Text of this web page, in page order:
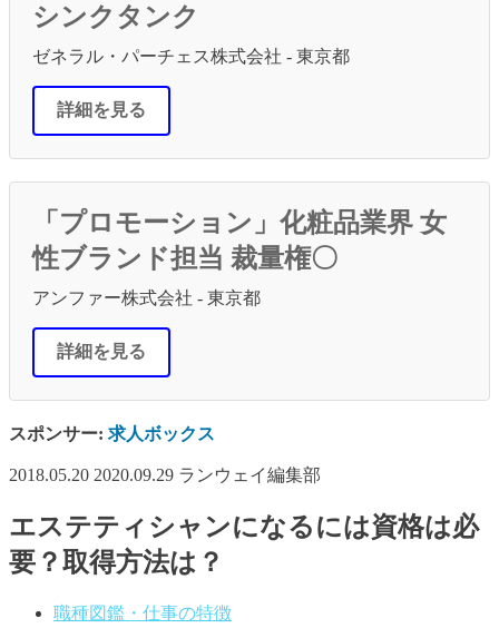
シンクタンク
ゼネラル・パーチェス株式会社 - 東京都
詳細を見る
「プロモーション」化粧品業界 女
性ブランド担当 裁量権〇
アンファー株式会社 - 東京都
詳細を見る
スポンサー: 求人ボックス
2018.05.20 2020.09.29 ランウェイ編集部
エステティシャンになるには資格は必
要？取得方法は？
職種図鑑・仕事の特徴